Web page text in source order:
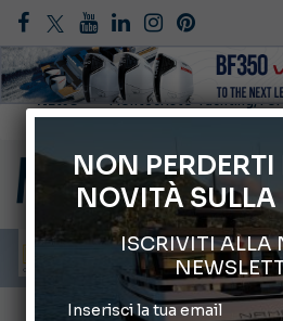
Gommoni Callegari
66° Salone Nautico
Svelati i Mondiali di
Cannes Yachting Festival 2026:
Montecristo Yachting,
NON PERDERTI
NOVITÀ
ISCRIVITI ALLA
Inserisci la tua email